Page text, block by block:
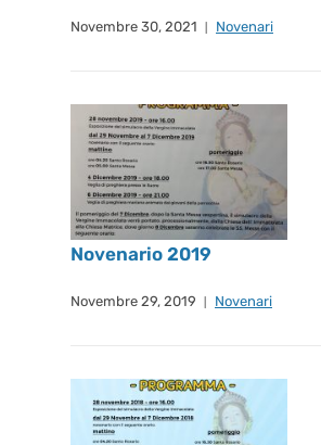
Novembre 30, 2021 Novenari
Novenario 2019
Novembre 29, 2019 Novenari